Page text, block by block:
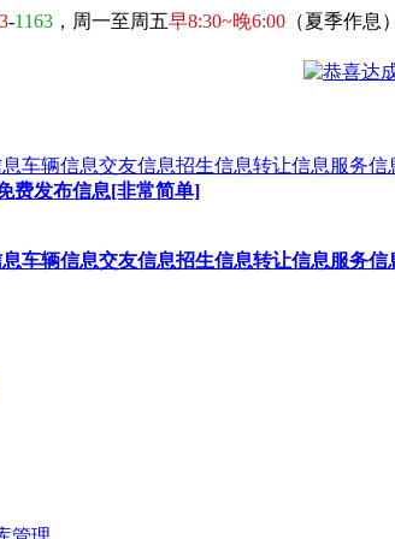
-1163 ，周一至周五早8:30~晚6:00 （夏季作息）
车辆信息交友信息招生信息转让信息 服务信
费发布信息[非常简单]
车辆信息交友信息招生信息转让信息服务信